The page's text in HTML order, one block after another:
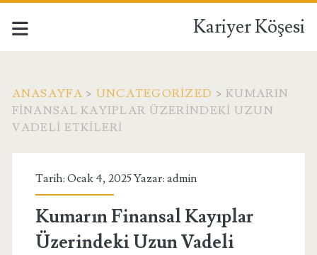
Kariyer Köşesi
ANASAYFA > UNCATEGORIZED > KUMARIN
FINANSAL KAYIPLAR ÜZERINDEKI UZUN
VADELI ETKILERI
Tarih: Ocak 4, 2025 Yazar: admin
Kumarın Finansal Kayıplar
Üzerindeki Uzun Vadeli